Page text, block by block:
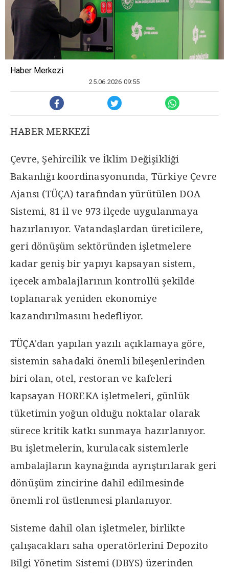
Haber Merkezi
25.06.2026 09:55
HABER MERKEZİ
Çevre, Şehircilik ve İklim Değişikliği
Bakanlığı koordinasyonunda, Türkiye Çevre
Ajansı (TÜÇA) tarafından yürütülen DOA
Sistemi, 81 il ve 973 ilçede uygulanmaya
hazırlanıyor. Vatandaşlardan üreticilere,
geri dönüşüm sektöründen işletmelere
kadar geniş bir yapıyı kapsayan sistem,
içecek ambalajlarının kontrollü şekilde
toplanarak yeniden ekonomiye
kazandırılmasını hedefliyor.
TÜÇA'dan yapılan yazılı açıklamaya göre,
sistemin sahadaki önemli bileşenlerinden
biri olan, otel, restoran ve kafeleri
kapsayan HOREKA işletmeleri, günlük
tüketimin yoğun olduğu noktalar olarak
sürece kritik katkı sunmaya hazırlanıyor.
Bu işletmelerin, kurulacak sistemlerle
ambalajların kaynağında ayrıştırılarak geri
dönüşüm zincirine dahil edilmesinde
önemli rol üstlenmesi planlanıyor.
Sisteme dahil olan işletmeler, birlikte
çalışacakları saha operatörlerini Depozito
Bilgi Yönetim Sistemi (DBYS) üzerinden